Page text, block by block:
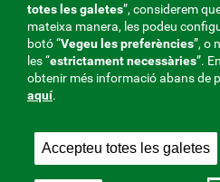
MENÚ
REDES
V20
Mútua col·laboradora amb
Fraternidad-
totes les galetes”, considerem
mateixa manera, les podeu
botó “Vegeu les preferències”, o
les “estrictamentnecessàries”.
obtenir més informació abans de
aquí.
Accepteu totes les galetes